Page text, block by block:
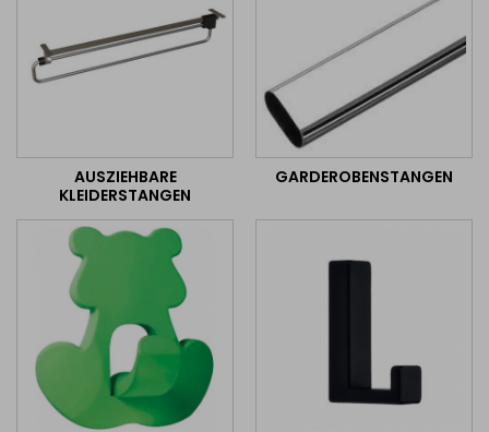
AUSZIEHBARE
KLEIDERSTANGEN
GARDEROBENSTANGEN